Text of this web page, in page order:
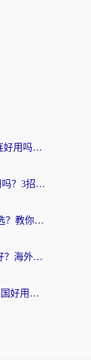
海外党必看：Quickback和九州连好用吗？3步选对回国加速器实现无缝刷国内资源
海外党必看：云极和KanCN好用吗？3招教你选对回国加速器（附免费VPN避坑指南）
海外党必看：国内下载vpn怎么选？教你无缝访问国内资源的实用指南
Quickback和极速穿梭VPN哪个好？海外党亲测3招选对回国加速器，看这篇就够了
海外党避坑指南：斧牛和极闪回国好用吗？选对加速器才能无缝刷剧玩游戏